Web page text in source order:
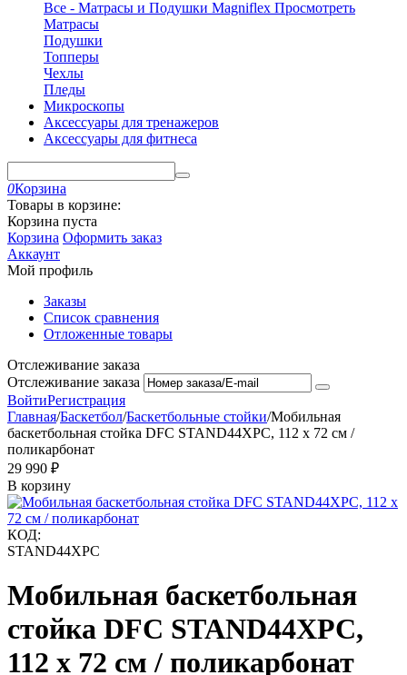
Все - Матрасы и Подушки Magniflex Просмотреть
Матрасы
Подушки
Топперы
Чехлы
Пледы
Микроскопы
Аксессуары для тренажеров
Аксессуары для фитнеса
0Корзина
Товары в корзине:
Корзина пуста
Корзина Оформить заказ
Аккаунт
Мой профиль
Заказы
Список сравнения
Отложенные товары
Отслеживание заказа
Отслеживание заказа
ВойтиРегистрация
Главная/Баскетбол/Баскетбольные стойки/Мобильная
баскетбольная стойка DFC STAND44XPC, 112 х 72 см /
поликарбонат
29 990 ₽
В корзину
КОД:
STAND44XPC
Мобильная баскетбольная
стойка DFC STAND44XPC,
112 х 72 см / поликарбонат